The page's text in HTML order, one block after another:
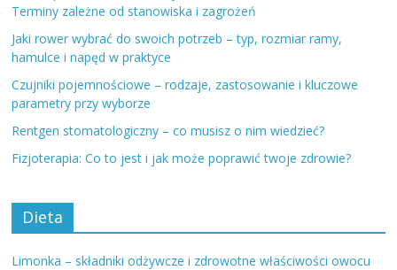
Terminy zależne od stanowiska i zagrożeń
Jaki rower wybrać do swoich potrzeb – typ, rozmiar ramy,
hamulce i napęd w praktyce
Czujniki pojemnościowe – rodzaje, zastosowanie i kluczowe
parametry przy wyborze
Rentgen stomatologiczny – co musisz o nim wiedzieć?
Fizjoterapia: Co to jest i jak może poprawić twoje zdrowie?
Dieta
Limonka – składniki odżywcze i zdrowotne właściwości owocu